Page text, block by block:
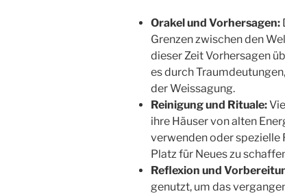
Orakel und Vorhersagen:
Grenzen zwischen den
dieser Zeit Vorhersagen
es durch
der Weissagung.
Reinigung und Rituale:
ihre Häuser von alten
verwenden oder spezielle
Platz für Neues zu
Reflexion und
genutzt, um das